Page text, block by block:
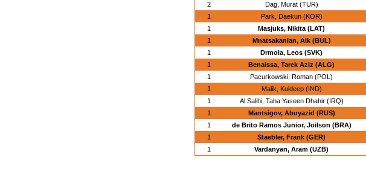
2
Dag, Murat (TUR)
1
Park, Daekun (KOR)
1
Masjuks, Nikita (LAT)
1
Mnatsakanian, Aik (BUL)
1
Drmola, Leos (SVK)
1
Benaissa, Tarek Aziz (ALG)
1
Pacurkowski, Roman (POL)
1
Malik, Kuldeep (IND)
1
Al Salihi, Taha Yaseen Dhahir (IRQ)
1
Mantsigov, Abuyazid (RUS)
1
de Brito Ramos Junior, Joilson (BRA)
1
Staebler, Frank (GER)
1
Vardanyan, Aram (UZB)